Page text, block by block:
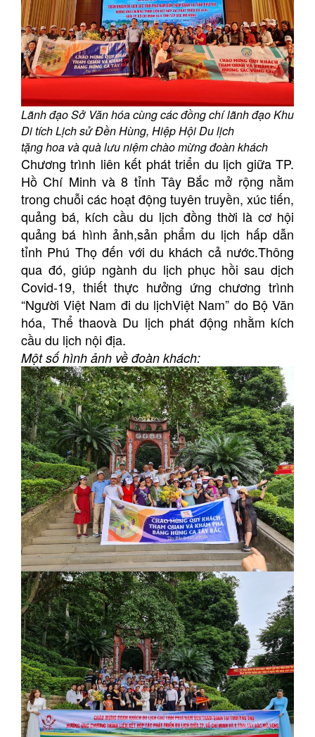
Lãnh đạo Sở Văn hóa cùng các đồng chí lãnh đạo Khu
Di tích Lịch sử Đền Hùng, Hiệp Hội Du lịch
tặng hoa và quà lưu niệm chào mừng đoàn khách
Chương trình liên kết phát triển du lịch giữa TP.
Hồ Chí Minh và 8 tỉnh Tây Bắc mở rộng nằm
trong chuỗi các hoạt động tuyên truyền, xúc tiến,
quảng bá, kích cầu du lịch đồng thời là cơ hội
quảng bá hình ảnh,sản phẩm du lịch hấp dẫn
tỉnh Phú Thọ đến với du khách cả nước.Thông
qua đó, giúp ngành du lịch phục hồi sau dịch
Covid-19, thiết thực hưởng ứng chương trình
“Người Việt Nam đi du lịchViệt Nam” do Bộ Văn
hóa, Thể thaovà Du lịch phát động nhằm kích
cầu du lịch nội địa.
Một số hình ảnh về đoàn khách: